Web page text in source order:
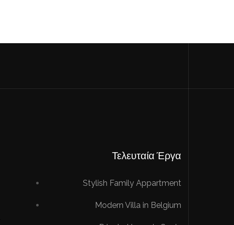
Τελευταία Έργα
Stylish Family Appartment
Modern Villa in Belgium